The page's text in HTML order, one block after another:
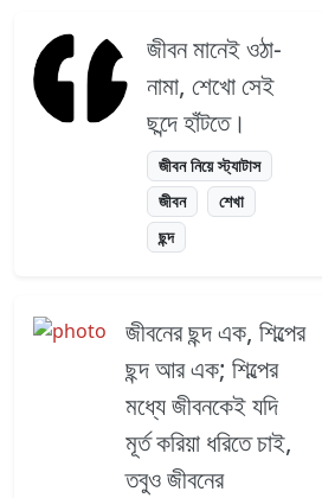
জীবন মানেই ওঠা-
নামা, শেখো সেই
ছন্দে হাঁটতে।
জীবন নিয়ে স্ট্যাটাস
জীবন
শেখা
ছন্দ
জীবনের ছন্দ এক, শিল্পের
ছন্দ আর এক; শিল্পের
মধ্যে জীবনকেই যদি
মূর্ত করিয়া ধরিতে চাই,
তবুও জীবনের